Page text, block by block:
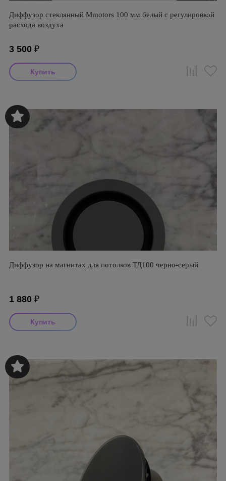
Диффузор стеклянный Mmotors 100 мм белый с регулировкой
расхода воздуха
3 500 ₽
Диффузор на магнитах для потолков ТД100 черно-серый
1 880 ₽